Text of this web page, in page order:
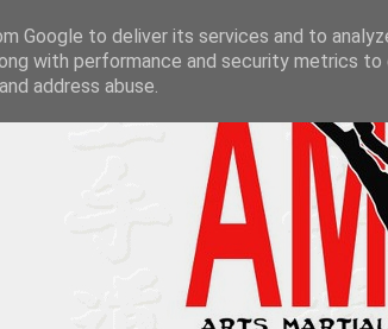
Google to deliver its services and to
with performance and security metrics
address abuse.